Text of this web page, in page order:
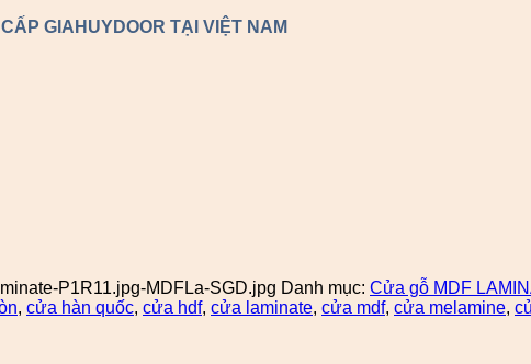
GIAHUYDOOR TẠI VIỆT NAM
P1R11.jpg-MDFLa-SGD.jpg Danh mục: Cửa gỗ MDF
, cửa hàn quốc, cửa hdf, cửa laminate, cửa mdf, cửa melamine,